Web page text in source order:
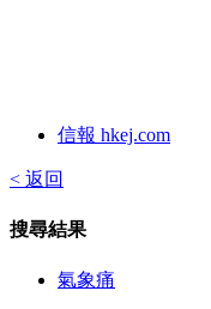
信報 hkej.com
< 返回
搜尋結果
氣象痛